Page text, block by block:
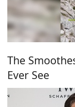
The
Ever See